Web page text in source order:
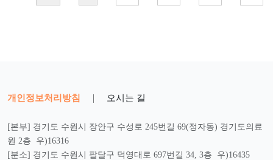
개인정보처리방침 | 오시는 길
[본부] 경기도 수원시 장안구 수성로 245번길 69(정자동) 경기도의료
원 2층 우)16316
[분소] 경기도 수원시 팔달구 덕영대로 697번길 34, 3층 우)16435